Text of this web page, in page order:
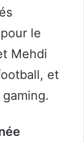
le
Mehdi
et